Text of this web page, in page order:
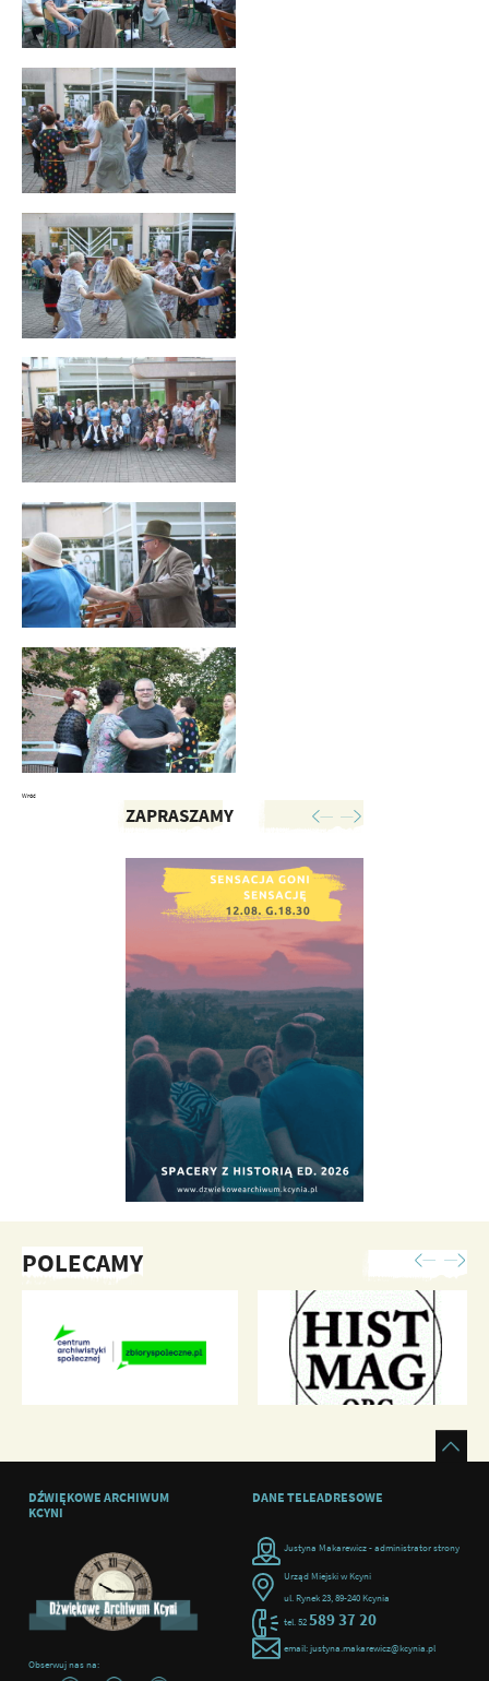
Wróć
ZAPRASZAMY
POLECAMY
DŹWIĘKOWE ARCHIWUM
KCYNI
Obserwuj nas na:
DANE TELEADRESOWE
Justyna Makarewicz - administrator strony
Urząd Miejski w Kcyni
ul. Rynek 23, 89-240 Kcynia
tel. 52589 37 20
email: justyna.makarewicz@kcynia.pl